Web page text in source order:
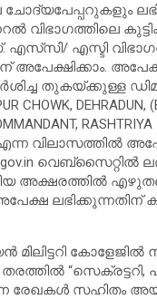
വിഭാഗത്തിലെ
എസ്ടി
അപേക്ഷിക്കാം.
തുകയ്ക്കുള്ള
CHOWK, DEHRADUN,
RASHTRIYA
എന്ന വിലാസത്തിൽ
വെബ്സൈറ്റിൽ
അക്ഷരത്തിൽ
ലഭിക്കുന്നതിന്
കോളേജിൽ
തരത്തിൽ
രേഖകൾ സഹിതം